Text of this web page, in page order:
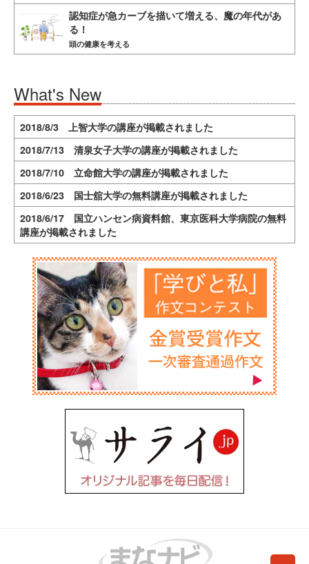
認知症が急カーブを描いて増える、魔の年代があ
る！
頭の健康を考える
What's New
2018/8/3 上智大学の講座が掲載されました
2018/7/13 清泉女子大学の講座が掲載されました
2018/7/10 立命館大学の講座が掲載されました
2018/6/23 国士舘大学の無料講座が掲載されました
2018/6/17 国立ハンセン病資料館、東京医科大学病院の無料
講座が掲載されました